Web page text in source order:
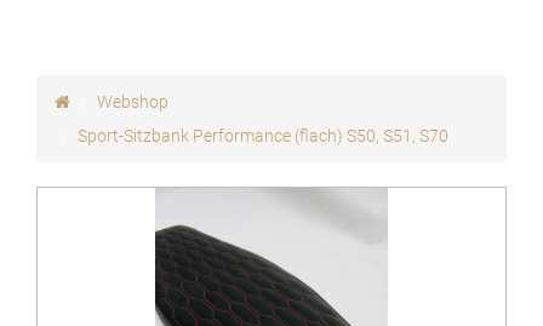
Webshop
Sport-Sitzbank Performance (flach) S50, S51, S70